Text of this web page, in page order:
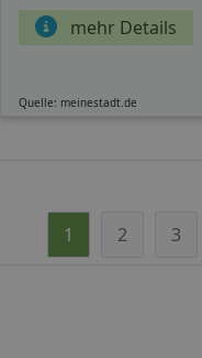
mehr Details
Quelle: meinestadt.de
1 2 3